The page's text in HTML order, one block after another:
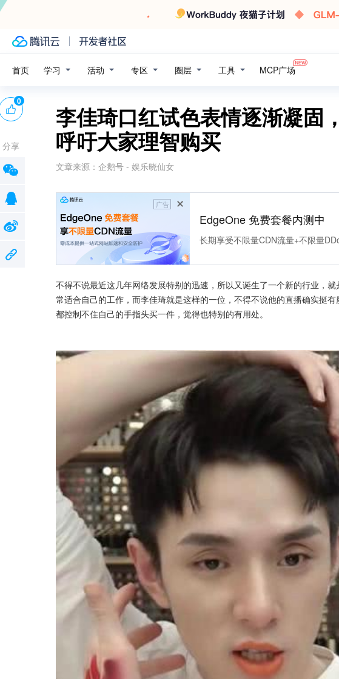
首页 学习 活动 专区 圈层 工具 MCP广场
李佳琦口红试色表情逐渐凝固
呼吁大家理智购买
文章来源： 企鹅号 - 娱乐晓仙女
广告
EdgeOne 免费套餐内测中
长期享受不限量CDN流量+不限量
不得不说最近这几年网络发展特别的迅速，所以又诞生了一个新的行业，就
常适合自己的工作，而李佳琦就是这样的一位，不得不说他的直播确实挺
都控制不住自己的手指头买一件，觉得也特别的有用处。
0
分享